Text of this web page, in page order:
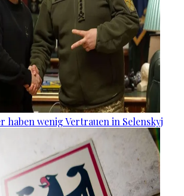
haben wenig Vertrauen in Selenskyj